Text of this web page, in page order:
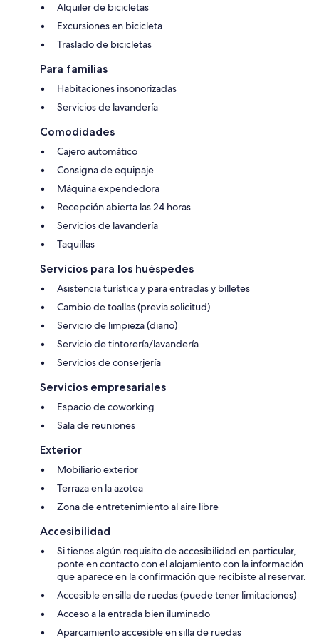
Alquiler de bicicletas
Excursiones en bicicleta
Traslado de bicicletas
Para familias
Habitaciones insonorizadas
Servicios de lavandería
Comodidades
Cajero automático
Consigna de equipaje
Máquina expendedora
Recepción abierta las 24 horas
Servicios de lavandería
Taquillas
Servicios para los huéspedes
Asistencia turística y para entradas y billetes
Cambio de toallas (previa solicitud)
Servicio de limpieza (diario)
Servicio de tintorería/lavandería
Servicios de conserjería
Servicios empresariales
Espacio de coworking
Sala de reuniones
Exterior
Mobiliario exterior
Terraza en la azotea
Zona de entretenimiento al aire libre
Accesibilidad
Si tienes algún requisito de accesibilidad en particular,
ponte en contacto con el alojamiento con la información
que aparece en la confirmación que recibiste al reservar.
Accesible en silla de ruedas (puede tener limitaciones)
Acceso a la entrada bien iluminado
Aparcamiento accesible en silla de ruedas